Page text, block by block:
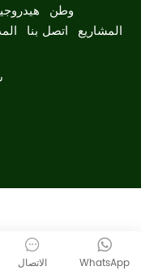
وطن
المشاريع اتصل بنا
WhatsApp الاتصال